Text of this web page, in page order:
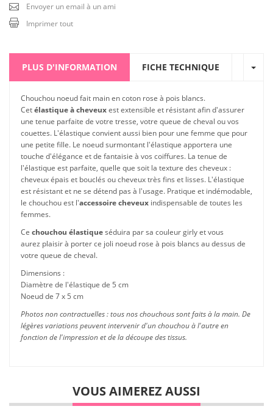
Envoyer un email à un ami
Imprimer tout
PLUS D'INFORMATION FICHE TECHNIQUE
Chouchou noeud fait main en coton rose à pois blancs.
Cetélastique à cheveuxest extensible et résistant afin d'assurer
une tenue parfaite de votre tresse, votre queue de cheval ou vos
couettes. L'élastique convient aussi bien pour une femme que pour
une petite fille. Le noeud surmontant l'élastique apportera une
touche d'élégance et de fantaisie à vos coiffures. La tenue de
l'élastique est parfaite, quelle que soit la texture des cheveux :
cheveux épais et bouclés ou cheveux très fins et lisses. L'élastique
est résistant et ne se détend pas à l'usage. Pratique et indémodable,
le chouchou est l'accessoire cheveux indispensable de toutes les
femmes.
Ce chouchou élastiqueséduira par sa couleur girly et vous
aurez plaisir à porter ce joli noeud rose à pois blancs au dessus de
votre queue de cheval.
Dimensions :
Diamètre de l'élastique de 5 cm
Noeud de 7 x 5 cm
Photos non contractuelles : tous nos chouchous sont faits à la main. De
légères variations peuvent intervenir d'un chouchou à l'autre en
fonction de l'impression et de la découpe des tissus.
VOUS AIMEREZ AUSSI